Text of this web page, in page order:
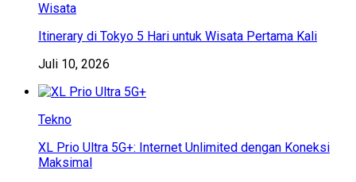
Wisata
Itinerary di Tokyo 5 Hari untuk Wisata Pertama Kali
Juli 10, 2026
Tekno
XL Prio Ultra 5G+: Internet Unlimited dengan Koneksi
Maksimal